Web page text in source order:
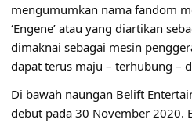
mengumumkan nama fandom
‘Engene’ atau yang diartikan
dimaknai sebagai mesin
dapat terus maju – terhubung –
Di bawah naungan Belift
debut pada 30 November 2020.